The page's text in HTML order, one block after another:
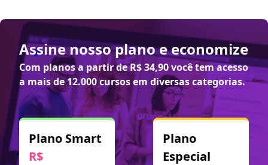
Assine nosso plano e economize
Com planos a partir deR$ 34,90você tem acesso
a mais de 12.000 cursos em diversas categorias.
Plano Smart
R$
Plano
Especial